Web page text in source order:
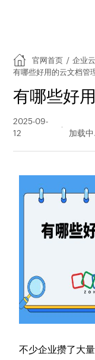
官网首页 / 企业
有哪些好用的云文档管
有哪些好
2025-09-
12
量
不少企业攒了大